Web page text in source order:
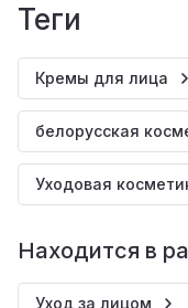
теги
Кремы для лица
белорусская
Уходовая
Находится в
Уход за лицом